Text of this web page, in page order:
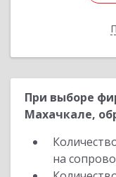
При выборе
Махачкале,
на